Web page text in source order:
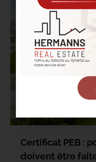
Certificat PEB :
doivent être